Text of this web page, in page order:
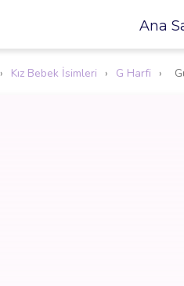
Ana
› Kız Bebek İsimleri › G Harfi ›